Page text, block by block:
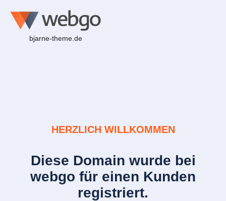
bjarne-theme.de
HERZLICH WILLKOMMEN
Diese Domain wurde bei
webgo für einen Kunden
registriert.